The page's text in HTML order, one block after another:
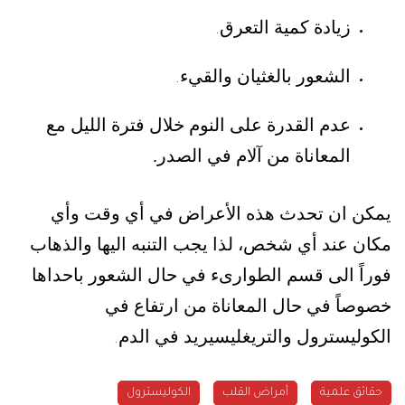
زيادة كمية التعرق.
الشعور بالغثيان والقيء.
عدم القدرة على النوم خلال فترة الليل مع
المعاناة من آلام في الصدر.
يمكن ان تحدث هذه الأعراض في أي وقت وأي
مكان عند أي شخص، لذا يجب التنبه اليها والذهاب
فوراً الى قسم الطوارىء في حال الشعور باحداها
خصوصاً في حال المعاناة من ارتفاع في
الكوليسترول والتريغليسيريد في الدم.
حقائق علمية أمراض القلب الكوليسترول